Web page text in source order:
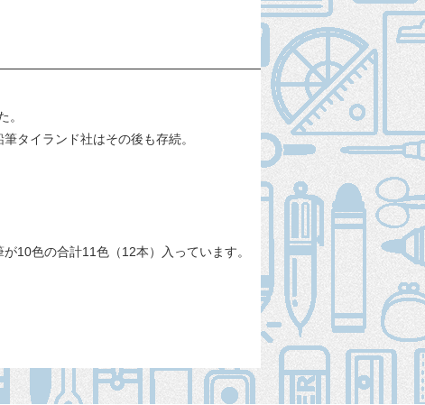
。
タイランド社はその後も存続。
10色の合計11色（12本）入っています。